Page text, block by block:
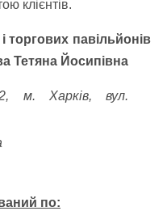
клієнтів.
торгових павільйонів
Тетяна Йосипівна
м. Харків, вул.
по: